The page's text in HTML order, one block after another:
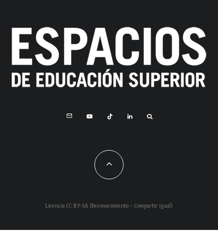
Licencia CC BY-SA (Reconocimiento – Compartir igual)